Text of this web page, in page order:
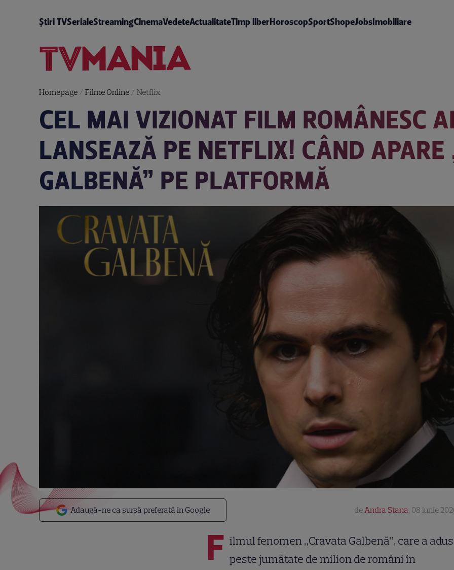
Știri TVSerialeStreamingCinemaVedeteActualitateTimp liberHoroscopSportShopeJobsImobiliare
Homepage/ Filme Online/ Netflix
CEL MAI VIZIONAT FILM ROMÂNESC
LANSEAZĂ PE NETFLIX! CÂND APARE
GALBENĂ” PE PLATFORMĂ
Adaugă-ne ca sursă preferată în Google deAndra Stana, 08 iunie
F ilmul fenomen „Cravata Galbenă”, care a adus
peste jumătate de milion de români în